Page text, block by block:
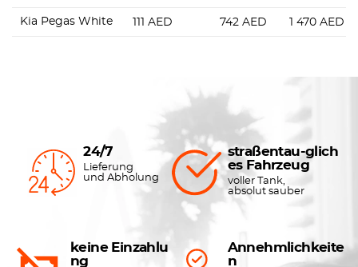
Kia Pegas White AED 742 AED 1 470 AED
24/7
Lieferung
und Abholung
straßentau-glich
es Fahrzeug
voller Tank,
absolut sauber
keine Einzahlu
ng
Annehmlichkeite
n